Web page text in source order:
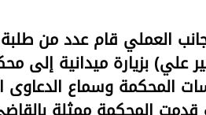
العملي قام عدد من
بزيارة ميدانية إلى
الطلبة جلسات المحكمة وسماع